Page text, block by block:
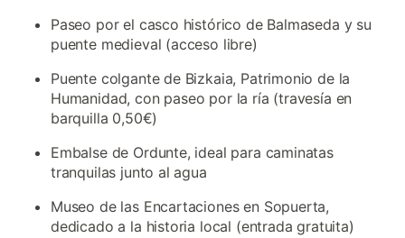
Paseo por el casco histórico de Balmaseda y su
puente medieval (acceso libre)
Puente colgante de Bizkaia, Patrimonio de la
Humanidad, con paseo por la ría (travesía en
barquilla 0,50€)
Embalse de Ordunte, ideal para caminatas
tranquilas junto al agua
Museo de las Encartaciones en Sopuerta,
dedicado a la historia local (entrada gratuita)